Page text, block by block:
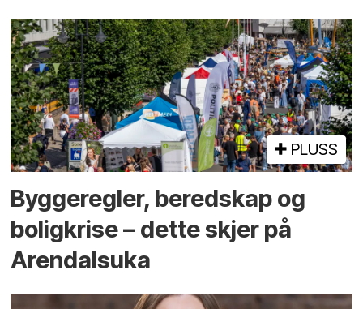
PLUSS
Bygge­regler, beredskap og
bolig­krise – dette skjer på
Arendals­uka